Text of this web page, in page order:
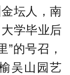
坛人，南
学毕业后
”的号召，
吴山园艺